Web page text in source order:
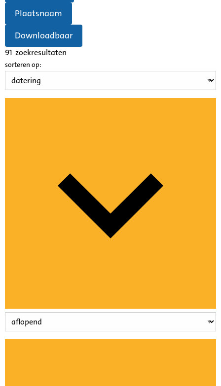
Plaatsnaam
Downloadbaar
91 zoekresultaten
sorteren op: